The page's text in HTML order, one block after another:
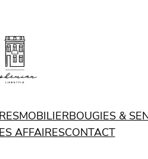
MOBILIERBOUGIES &
AFFAIRESCONTACT